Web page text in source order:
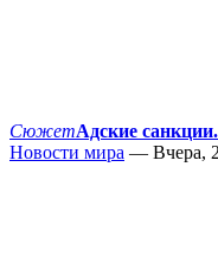
СюжетАдские
Новости мира — Вчера,